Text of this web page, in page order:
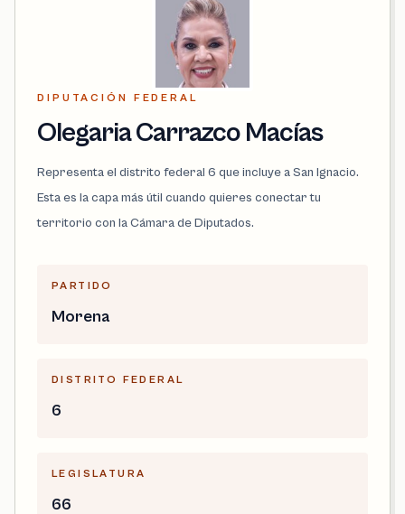
DIPUTACIÓN FEDERAL
Olegaria Carrazco Macías
Representa el distrito federal 6 que incluye a San Ignacio.
Esta es la capa más útil cuando quieres conectar tu
territorio con la Cámara de Diputados.
PARTIDO
Morena
DISTRITO FEDERAL
6
LEGISLATURA
66